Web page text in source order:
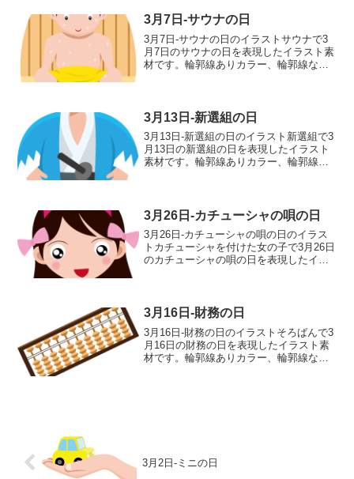
し グレー 白黒
3月7日-サウナの日
3月7日-サウナの日のイラストサウナで3
月7日のサウナの日を表現したイラスト素
材です。輪郭線ありカラー、輪郭線なし
3月13日-新選組の日
3月13日-新選組の日のイラスト新選組で3
月13日の新選組の日を表現したイラスト
素材です。輪郭線ありカラー、輪郭線な
3月26日-カチューシャの唄の日
3月26日-カチューシャの唄の日のイラス
トカチューシャを付けた女の子で3月26日
のカチューシャの唄の日を表現したイラ
を付けた女の子...
3月16日-財務の日
3月16日-財務の日のイラストそろばんで3
月16日の財務の日を表現したイラスト素
材です。輪郭線ありカラー、輪郭線なし
3月2日-ミニの日